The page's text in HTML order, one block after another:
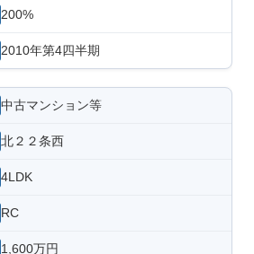
200%
2010年第4四半期
中古マンション等
北２２条西
4LDK
RC
1,600万円